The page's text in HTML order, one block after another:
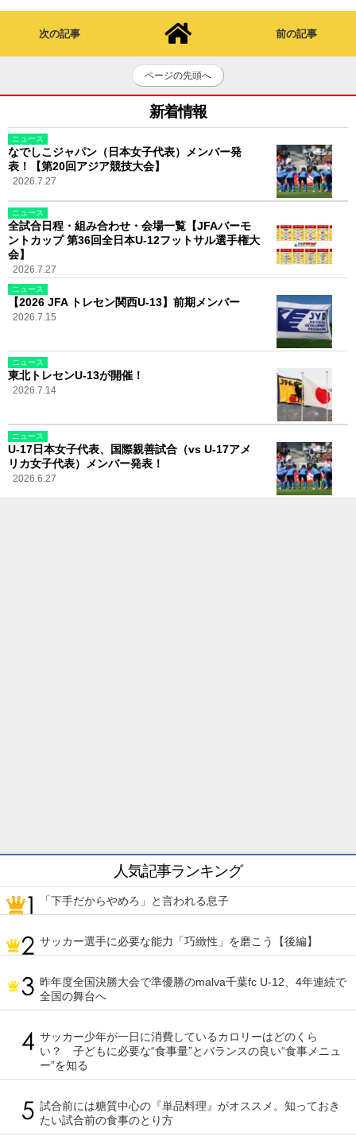
次の記事 前の記事
ページの先頭へ
新着情報
ニュース
なでしこジャパン（日本女子代表）メンバー発
表！【第20回アジア競技大会】
2026.7.27
ニュース
全試合日程・組み合わせ・会場一覧【JFAバーモ
ントカップ 第36回全日本U-12フットサル選手権大
会】
2026.7.27
ニュース
【2026 JFA トレセン関西U-13】前期メンバー
2026.7.15
ニュース
東北トレセンU-13が開催！
2026.7.14
ニュース
U-17日本女子代表、国際親善試合（vs U-17アメ
リカ女子代表）メンバー発表！
2026.6.27
人気記事ランキング
「下手だからやめろ」と言われる息子
サッカー選手に必要な能力「巧緻性」を磨こう【後編】
昨年度全国決勝大会で準優勝のmalva千葉fc U-12、4年連続で
全国の舞台へ
サッカー少年が一日に消費しているカロリーはどのくら
い？ 子どもに必要な“食事量”とバランスの良い“食事メニュ
ー”を知る
試合前には糖質中心の『単品料理』がオススメ。知っておき
たい試合前の食事のとり方